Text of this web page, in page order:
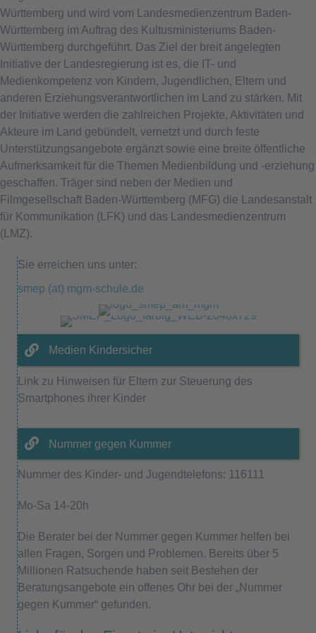
Württemberg und wird vom Landesmedienzentrum Baden-
Württemberg im Auftrag des Kultusministeriums Baden-
Württemberg durchgeführt. Das Ziel der breit angelegten
Initiative der Landesregierung ist es, die IT- und
Medienkompetenz von Kindern, Jugendlichen, Eltern und
anderen Erziehungsverantwortlichen im Land zu stärken. Mit
der Initiative werden die zahlreichen Projekte, Aktivitäten und
Akteure im Land gebündelt, vernetzt und durch feste
Unterstützungsangebote ergänzt sowie eine breite öffentliche
Aufmerksamkeit für die Themen Medienbildung und -erziehung
geschaffen. Träger sind neben der Medien und
Filmgesellschaft Baden-Württemberg (MFG) die Landesanstalt
für Kommunikation (LFK) und das Landesmedienzentrum
(LMZ).
Sie erreichen uns unter:
smep (at) mgm-schule.de
Medien Kindersicher
Link zu Hinweisen für Eltern zur Steuerung des
Smartphones ihrer Kinder
Nummer gegen Kummer
Nummer des Kinder- und Jugendtelefons: 116111
Mo-Sa 14-20h
Die Berater bei der Nummer gegen Kummer helfen bei
allen Fragen, Sorgen und Problemen. Bereits über 5
Millionen Ratsuchende haben seit Bestehen der
Beratungsangebote ein offenes Ohr bei der „Nummer
gegen Kummer“ gefunden.